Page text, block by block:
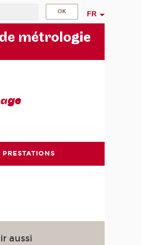
FR
métrologie
ge
PRESTATIONS
aussi